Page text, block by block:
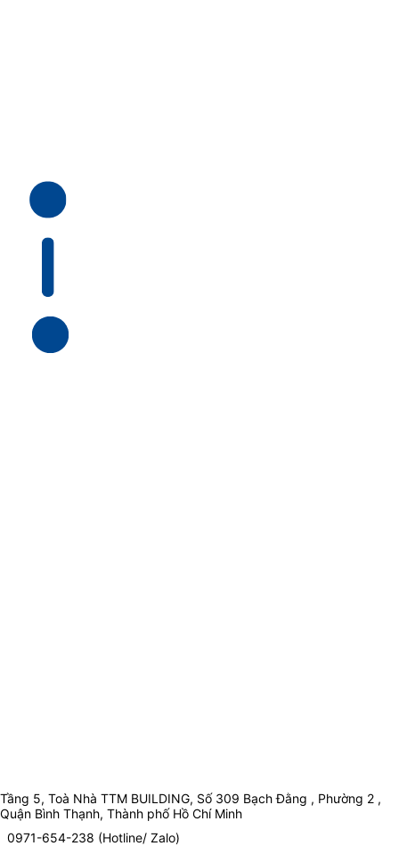
Tầng 5, Toà Nhà TTM BUILDING, Số 309 Bạch Đằng , Phường 2 ,
Quận Bình Thạnh, Thành phố Hồ Chí Minh
0971-654-238 (Hotline/ Zalo)